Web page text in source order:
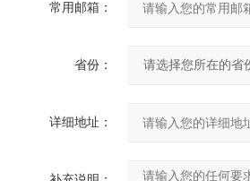
常用邮箱：
省份：
详细地址：